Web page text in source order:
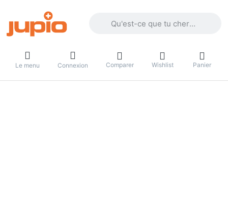
Le menu Connexion Comparer Wishlist Panier